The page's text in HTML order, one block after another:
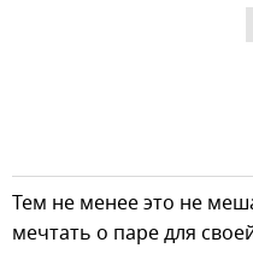
Тем не менее это не
мечтать о паре для